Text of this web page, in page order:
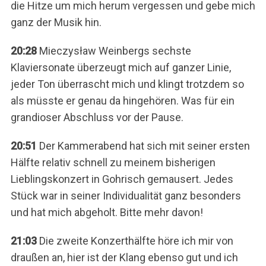
die Hitze um mich herum vergessen und gebe mich
ganz der Musik hin.
20:28 Mieczysław Weinbergs sechste
Klaviersonate überzeugt mich auf ganzer Linie,
jeder Ton überrascht mich und klingt trotzdem so
als müsste er genau da hingehören. Was für ein
grandioser Abschluss vor der Pause.
20:51 Der Kammerabend hat sich mit seiner ersten
Hälfte relativ schnell zu meinem bisherigen
Lieblingskonzert in Gohrisch gemausert. Jedes
Stück war in seiner Individualität ganz besonders
und hat mich abgeholt. Bitte mehr davon!
21:03Die zweite Konzerthälfte höre ich mir von
draußen an, hier ist der Klang ebenso gut und ich